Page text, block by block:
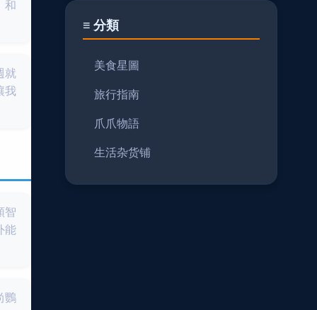
和
就
我
智
能
鸚
≡ 分類
美食星圖
旅行指南
爪爪物語
生活杂货铺